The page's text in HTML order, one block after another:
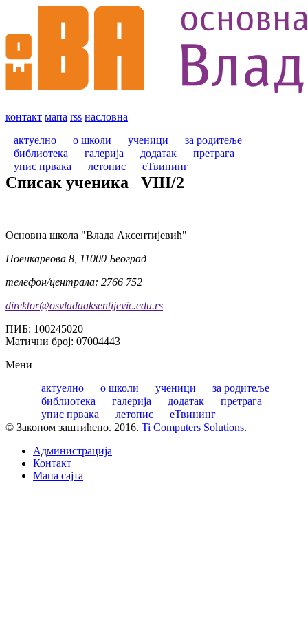
контакт мапа rss насловна
актуелно
о школи ученици
за родитеље
библиотека
галерија додатак
претрага
упис првака
летопис еТвининг
Списак ученика VIII/2
Oсновна школа "Влада Аксентијевић"
Поенкареова 8, 11000 Београд
телефон/централа: 2766 752
direktor@osvladaaksentijevic.edu.rs
ПИБ: 100245020
Матични број: 07004443
Мени
актуелно
о школи ученици
за родитеље
библиотека
галерија додатак
претрага
упис првака
летопис
еТвининг
© Законом заштићено. 2016. Ti Computers Solutions.
Администрација
Контакт
Mапа сајта